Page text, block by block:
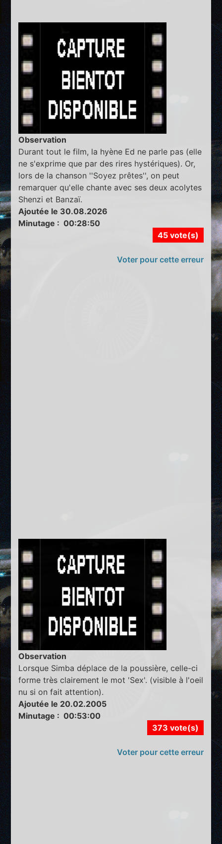
Observation
Durant tout le film, la hyène Ed ne parle pas (elle
ne s'exprime que par des rires hystériques). Or,
lors de la chanson ''Soyez prêtes'', on peut
remarquer qu'elle chante avec ses deux acolytes
Shenzi et Banzaï.
Ajoutée le 30.08.2026
Minutage : 00:28:50
45 vote(s)
Voter pour cette erreur
Observation
Lorsque Simba déplace de la poussière, celle-ci
forme très clairement le mot 'Sex'. (visible à l'oeil
nu si on fait attention).
Ajoutée le 20.02.2005
Minutage : 00:53:00
373 vote(s)
Voter pour cette erreur